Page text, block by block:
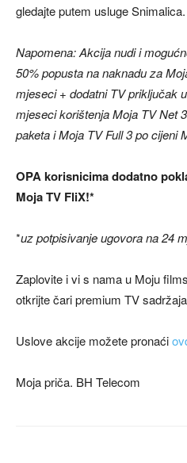
gledajte putem usluge Snimalica.
Napomena: Akcija nudi i
50% popusta na naknadu za
mjeseci + dodatni TV priključak
mjeseci korištenja Moja TV Net
paketa i Moja TV Full 3 po cijeni
OPA korisnicima dodatno
Moja TV FliX!*
*uz potpisivanje ugovora na 24
Zaplovite i vi s nama u Moju
otkrijte čari premium TV
Uslove akcije možete pronaći
Moja priča. BH Telecom